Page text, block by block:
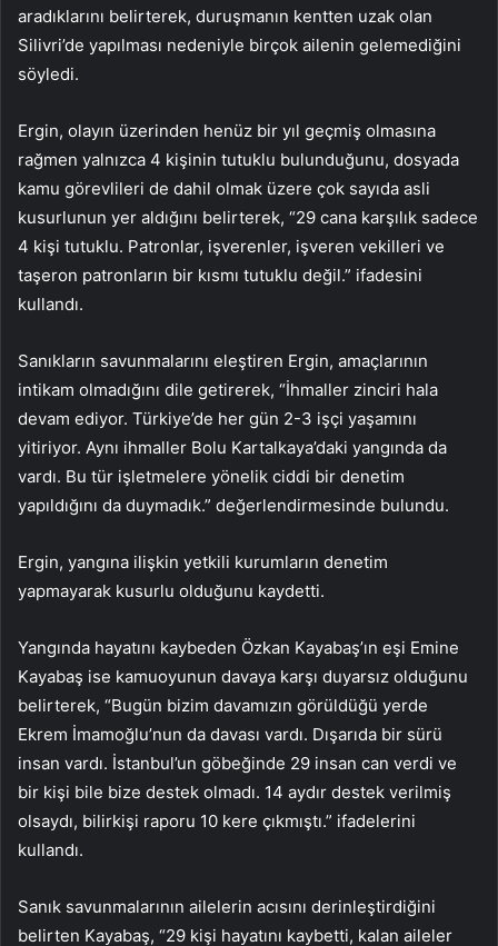
aradıklarını belirterek, duruşmanın kentten uzak olan
Silivri’de yapılması nedeniyle birçok ailenin gelemediğini
söyledi.
Ergin, olayın üzerinden henüz bir yıl geçmiş olmasına
rağmen yalnızca 4 kişinin tutuklu bulunduğunu, dosyada
kamu görevlileri de dahil olmak üzere çok sayıda asli
kusurlunun yer aldığını belirterek, “29 cana karşılık sadece
4 kişi tutuklu. Patronlar, işverenler, işveren vekilleri ve
taşeron patronların bir kısmı tutuklu değil.” ifadesini
kullandı.
Sanıkların savunmalarını eleştiren Ergin, amaçlarının
intikam olmadığını dile getirerek, “İhmaller zinciri hala
devam ediyor. Türkiye’de her gün 2-3 işçi yaşamını
yitiriyor. Aynı ihmaller Bolu Kartalkaya’daki yangında da
vardı. Bu tür işletmelere yönelik ciddi bir denetim
yapıldığını da duymadık.” değerlendirmesinde bulundu.
Ergin, yangına ilişkin yetkili kurumların denetim
yapmayarak kusurlu olduğunu kaydetti.
Yangında hayatını kaybeden Özkan Kayabaş’ın eşi Emine
Kayabaş ise kamuoyunun davaya karşı duyarsız olduğunu
belirterek, “Bugün bizim davamızın görüldüğü yerde
Ekrem İmamoğlu’nun da davası vardı. Dışarıda bir sürü
insan vardı. İstanbul’un göbeğinde 29 insan can verdi ve
bir kişi bile bize destek olmadı. 14 aydır destek verilmiş
olsaydı, bilirkişi raporu 10 kere çıkmıştı.” ifadelerini
kullandı.
Sanık savunmalarının ailelerin acısını derinleştirdiğini
belirten Kayabaş, “29 kişi hayatını kaybetti, kalan aileler